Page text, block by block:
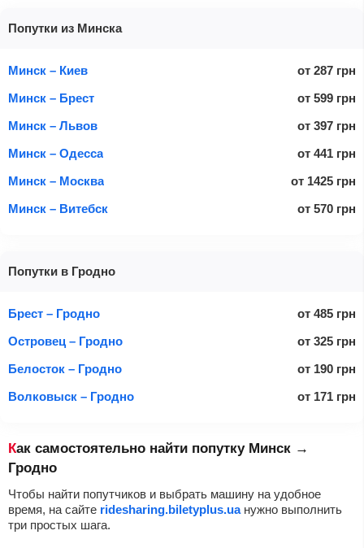
Попутки из Минска
Минск – Киев от 287 грн
Минск – Брест
от 599 грн
Минск – Львов
от 397 грн
Минск – Одесса
от 441 грн
Минск – Москва
от 1425 грн
Минск – Витебск
от 570 грн
Попутки в Гродно
Брест – Гродно от 485 грн
Островец – Гродно
от 325 грн
Белосток – Гродно
от 190 грн
Волковыск – Гродно
от 171 грн
Как самостоятельно найти попутку Минск →
Гродно
Чтобы найти попутчиков и выбрать машину на удобное
время, на сайте ridesharing.biletyplus.uaнужно выполнить
три простых шага.